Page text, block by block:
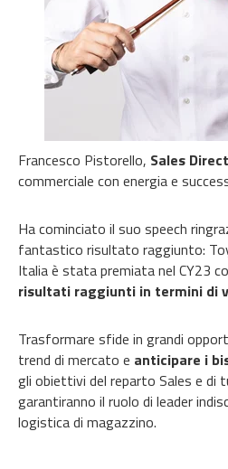
Francesco Pistorello, Sales
commerciale con energia e
Ha cominciato il suo speech
fantastico risultato raggiunto:
Italia è stata premiata nel CY23
risultati raggiunti in termini di
Trasformare sfide in grandi
trend di mercato e anticipare i
gli obiettivi del reparto Sales e di
garantiranno il ruolo di leader
logistica di magazzino.